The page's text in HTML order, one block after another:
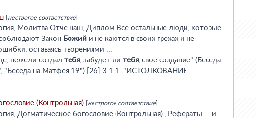
нестрогое соответствие
Молитва Отче наш, Диплом Все остальные люди, которые
Закон Божий и не каются в своих грехах и не
оставаясь творениями ...
нежели создал тебя, забудет ли тебя, свое создание" (Беседа
"Беседа на Матфея 19").[26] 3.1.1. "ИСТОЛКОВАНИЕ ...
(Контрольная) нестрогое соответствие
Догматическое богословие (Контрольная) , Рефераты ... и